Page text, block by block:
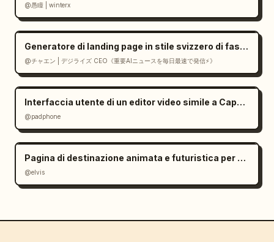
@愚瞳 | winterx
Generatore di landing page in stile svizzero di fascia alta in React
@チャエン | デジライズ CEO《重要AIニュースを毎日最速で発信⚡️》
Interfaccia utente di un editor video simile a CapCut in Gemini
@padphone
Pagina di destinazione animata e futuristica per un gioco di IA
@elvis